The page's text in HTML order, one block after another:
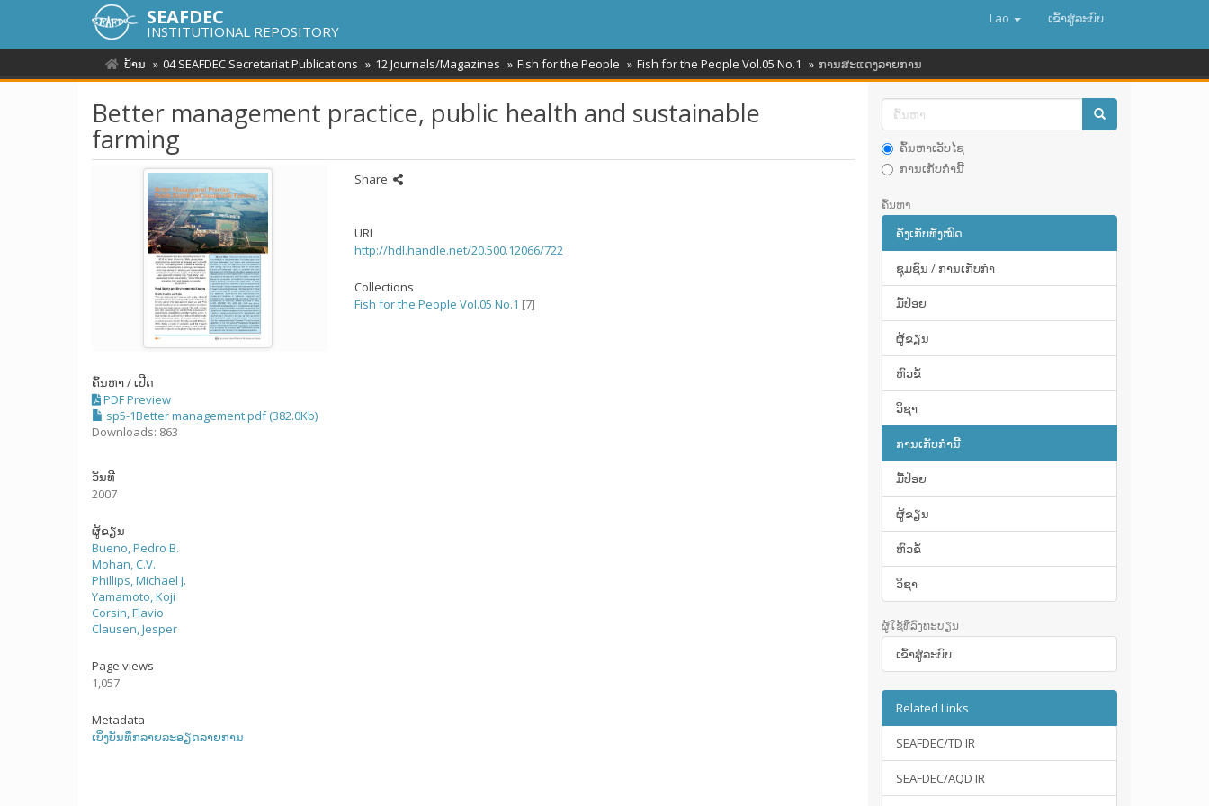
SEAFDEC
INSTITUTIONAL REPOSITORY
Lao ເຂົ້າ​ສູ່​ລະ​ບົບ
ບ້ານ 04 SEAFDEC Secretariat Publications 12 Journals/Magazines Fish for the People Fish for the People Vol.05 No.1 ການສະແດງລາຍການ
Better management practice, public health and sustainable
farming
ຄົ້ນຫາ / ເປີດ
PDF Preview
sp5-1Better management.pdf (382.0Kb)
Downloads: 863
ວັນທີ
2007
ຜູ້ຂຽນ
Bueno, Pedro B.
Mohan, C.V.
Phillips, Michael J.
Yamamoto, Koji
Corsin, Flavio
Clausen, Jesper
Page views
1,057
Metadata
ເບິ່ງບັນທຶກລາຍລະອຽດລາຍການ
Share
URI
http://hdl.handle.net/20.500.12066/722
Collections
Fish for the People Vol.05 No.1 [7]
ຄົ້ນຫາເວັບໄຊ
ການເກັບກໍານີ້
ຄົ້ນຫາ
ຄັງເກັບທັງໝົດ
ຊຸມຊົນ / ການເກັບກໍາ
ມື້​ປ່ອຍ
ຜູ້ຂຽນ
ຫົວຂໍ້
ວິຊາ
ການເກັບກໍານີ້
ມື້​ປ່ອຍ
ຜູ້ຂຽນ
ຫົວຂໍ້
ວິຊາ
ຜູ້ໃຊ້ທີ່ລົງທະບຽນ
ເຂົ້າ​ສູ່​ລະ​ບົບ
Related Links
SEAFDEC/TD IR
SEAFDEC/AQD IR